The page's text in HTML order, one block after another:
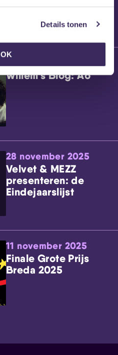
Details tonen
OK
Brennt Vanneste
Willem’s Blog: Ão
28 november 2025
Velvet & MEZZ
presenteren: de
Eindejaarslijst
11 november 2025
Finale Grote Prijs
Breda 2025